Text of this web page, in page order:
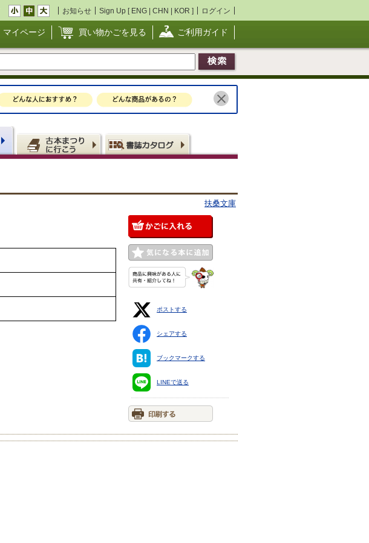
お知らせ Sign Up [ ENG | CHN | KOR ] ログイン
マイページ 買い物かごを見る ご利用ガイド
扶桑文庫
ポストする
シェアする
ブックマークする
LINEで送る